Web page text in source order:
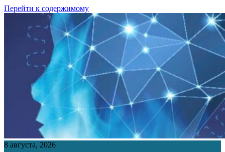
Перейти к содержимому
8 августа, 2026